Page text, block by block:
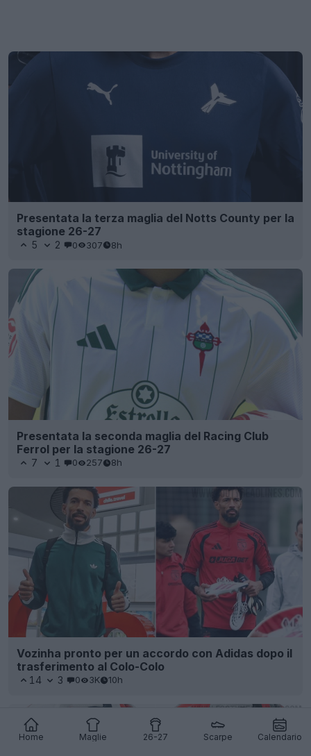
Home Maglie 26-27 Scarpe Calendario
Presentata la terza maglia del Notts County per la
stagione 26-27
5 2 0 307 8h
Presentata la seconda maglia del Racing Club
Ferrol per la stagione 26-27
7 1 0 257 8h
Vozinha pronto per un accordo con Adidas dopo il
trasferimento al Colo-Colo
14 3 0 3K 10h